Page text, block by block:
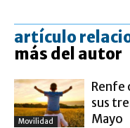
artículo
más del autor
Movilidad
Renfe
sus
Mayo